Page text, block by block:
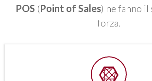
POS (Point of Sales) ne fanno il
forza.